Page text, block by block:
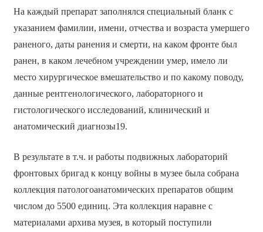
На каждый препарат заполнялся специальный бланк с
указанием фамилии, имени, отчества и возраста умершего
раненого, даты ранения и смерти, на каком фронте был
ранен, в каком лечебном учреждении умер, имело ли
место хирургическое вмешательство и по какому поводу,
данные рентгенологического, лабораторного и
гистологического исследований, клинический и
анатомический диагнозы19.
В результате в т.ч. и работы подвижных лабораторий
фронтовых бригад к концу войны в музее была собрана
коллекция патологоанатомических препаратов общим
числом до 5500 единиц. Эта коллекция наравне с
материалами архива музея, в который поступили